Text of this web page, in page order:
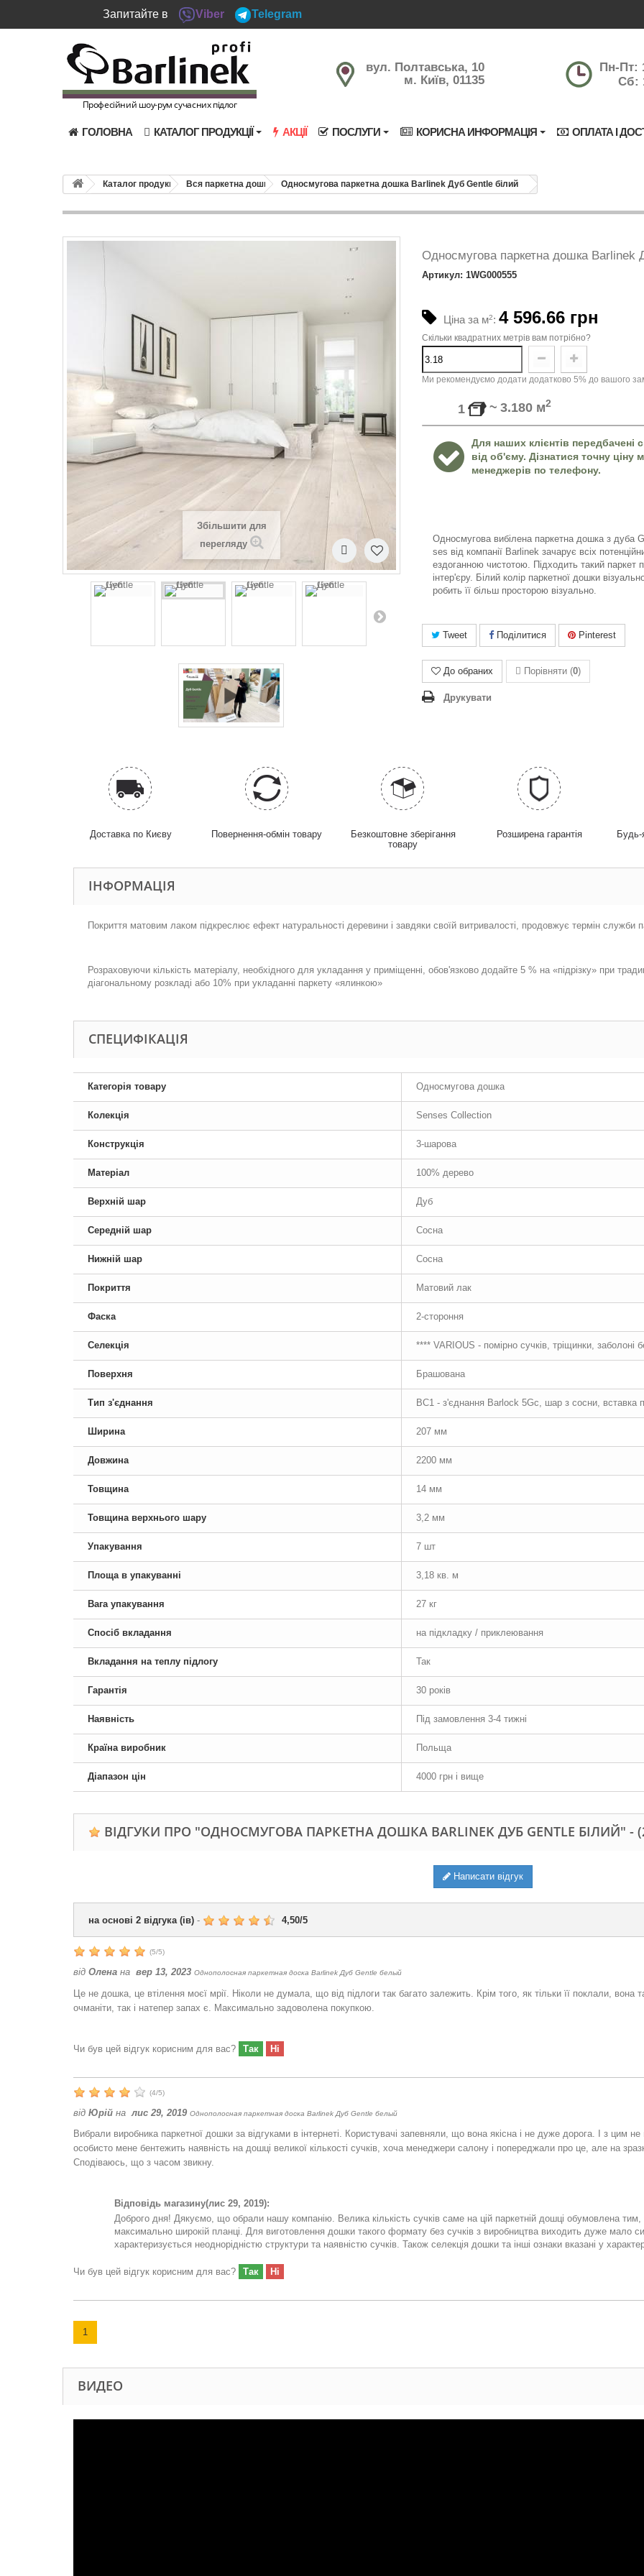
Запитайте в Viber Telegram
Професійний шоу-рум сучасних підлог
вул. Полтавська, 10
м. Київ, 01135
Пн-Пт:
Сб:
ГОЛОВНА КАТАЛОГ ПРОДУКЦІЇ АКЦІЇ ПОСЛУГИ КОРИСНА ИНФОРМАЦІЯ ОПЛАТА І
Каталог продукції Вся паркетна дошка Односмугова паркетна дошка Barlinek Дуб Gentle білий
Збільшити для
перегляду
Односмугова паркетна дошка Barlinek
Артикул: 1WG000555
Ціна за м2: 4 596.66 грн
Скільки квадратних метрів вам потрібно?
Ми рекомендуємо додати додатково 5% до вашого
1 ~ 3.180 м2
Для наших клієнтів передбачені
від об'єму. Дізнатися точну ціну
менеджерів по телефону.
Односмугова вибілена паркетна дошка з дуба
ses від компанії Barlinek зачарує всіх
ездоганною чистотою. Підходить такий паркет
інтер'єру. Білий колір паркетної дошки
робить її більш просторою візуально.
Tweet Поділитися Pinterest
До обраних Порівняти (0)
Друкувати
Доставка по Києву Повернення-обмін товару
Безкоштовне зберігання
товару
Розширена гарантія Будь-
ІНФОРМАЦІЯ
Покриття матовим лаком підкреслює ефект натуральності деревини і завдяки своїй витривалості, продовжує термін служби
Розраховуючи кількість матеріалу, необхідного для укладання у приміщенні, обов'язково додайте 5 % на «підрізку» при
діагональному розкладі або 10% при укладанні паркету «ялинкою»
СПЕЦИФІКАЦІЯ
Категорія товару Односмугова дошка
Колекція Senses Collection
Конструкція 3-шарова
Матеріал 100% дерево
Верхній шар Дуб
Середній шар Сосна
Нижній шар Сосна
Покриття Матовий лак
Фаска 2-стороння
Селекція **** VARIOUS - помірно сучків, тріщинки, заболоні
Поверхня Брашована
Тип з'єднання BC1 - з'єднання Barlock 5Gc, шар з сосни, вставка
Ширина 207 мм
Довжина 2200 мм
Товщина 14 мм
Товщина верхнього шару 3,2 мм
Упакування 7 шт
Площа в упакуванні 3,18 кв. м
Вага упакування 27 кг
Спосіб вкладання на підкладку / приклеювання
Вкладання на теплу підлогу Так
Гарантія 30 років
Наявність Під замовлення 3-4 тижні
Країна виробник Польща
Діапазон цін 4000 грн і вище
ВІДГУКИ ПРО "ОДНОСМУГОВА ПАРКЕТНА ДОШКА BARLINEK ДУБ GENTLE БІЛИЙ" -
Написати відгук
на основі 2 відгука (ів) - 4,50/5
(5/5)
від Олена на вер 13, 2023 Однополосная паркетная доска Barlinek Дуб Gentle белый
Це не дошка, це втілення моєї мрії. Ніколи не думала, що від підлоги так багато залежить. Крім того, як тільки її поклали,
очманіти, так і натепер запах є. Максимально задоволена покупкою.
Чи був цей відгук корисним для вас? Так Ні
(4/5)
від Юрій на лис 29, 2019 Однополосная паркетная доска Barlinek Дуб Gentle белый
Вибрали виробника паркетної дошки за відгуками в інтернеті. Користувачі запевняли, що вона якісна і не дуже дорога. І з цим
особисто мене бентежить наявність на дошці великої кількості сучків, хоча менеджери салону і попереджали про це, але на
Сподіваюсь, що з часом звикну.
Відповідь магазину(лис 29, 2019):
Доброго дня! Дякуємо, що обрали нашу компанію. Велика кількість сучків саме на цій паркетній дошці обумовлена
максимально широкій планці. Для виготовлення дошки такого формату без сучків з виробництва виходить дуже мало
характеризується неоднорідністю структури та наявністю сучків. Також селекція дошки та інші ознаки вказані у
Чи був цей відгук корисним для вас? Так Ні
1
ВИДЕО